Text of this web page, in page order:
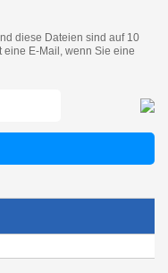
diese Dateien sind auf 10
eine E-Mail, wenn Sie eine